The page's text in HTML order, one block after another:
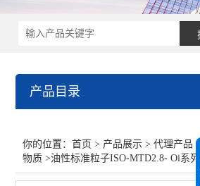
产品目录
显微操作仪
你的位置：首页 > 产品展示 >代理产品 >
物质 >油性标准粒子ISO-MTD2.8- Oi系列